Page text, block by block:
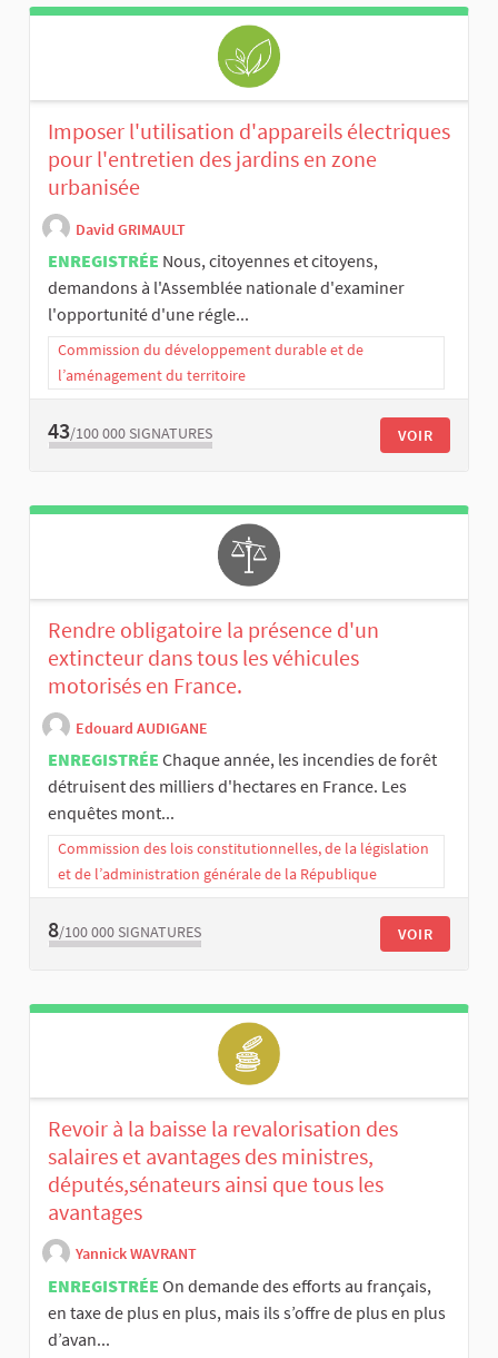
Imposer l'utilisation d'appareils électriques
pour l'entretien des jardins en zone
urbanisée
David GRIMAULT
ENREGISTRÉE Nous, citoyennes et citoyens,
demandons à l'Assemblée nationale d'examiner
l'opportunité d'une régle...
Commission du développement durable et de
l’aménagement du territoire
43/100 000 SIGNATURES VOIR
Rendre obligatoire la présence d'un
extincteur dans tous les véhicules
motorisés en France.
Edouard AUDIGANE
ENREGISTRÉE Chaque année, les incendies de forêt
détruisent des milliers d'hectares en France. Les
enquêtes mont...
Commission des lois constitutionnelles, de la législation
et de l’administration générale de la République
8/100 000 SIGNATURES VOIR
Revoir à la baisse la revalorisation des
salaires et avantages des ministres,
députés,sénateurs ainsi que tous les
avantages
Yannick WAVRANT
ENREGISTRÉE On demande des efforts au français,
en taxe de plus en plus, mais ils s’offre de plus en plus
d’avan...